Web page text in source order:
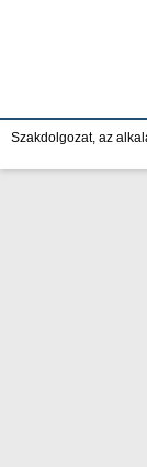
Szakdolgozat, az